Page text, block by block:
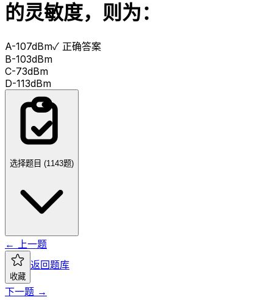
的灵敏度，则为：
A-107dBm✓ 正确答案
B-103dBm
C-73dBm
D-113dBm
选择题目 (1143题)
← 上一题
收藏
返回题库
下一题 →